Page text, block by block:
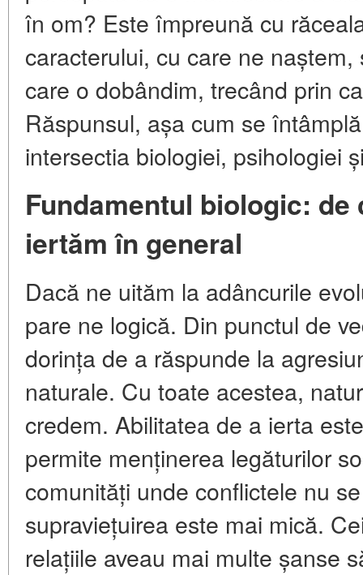
în om? Este împreună cu
caracterului, cu care ne
care o dobândim, trecând prin
Răspunsul, așa cum se
intersectia biologiei, psihologiei
Fundamentul biologic:
iertăm în general
Dacă ne uităm la adâncurile
pare ne logică. Din punctul de
dorința de a răspunde la
naturale. Cu toate acestea,
credem. Abilitatea de a ierta
permite menținerea legăturilor
comunități unde conflictele nu
supraviețuirea este mai mică.
relațiile aveau mai multe șanse